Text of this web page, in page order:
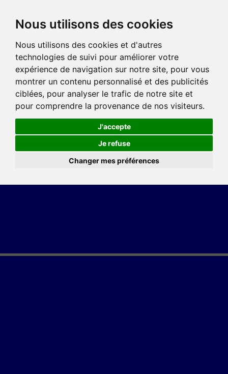
Nous utilisons des cookies
Nous utilisons des cookies et d'autres
technologies de suivi pour améliorer votre
expérience de navigation sur notre site, pour vous
montrer un contenu personnalisé et des publicités
ciblées, pour analyser le trafic de notre site et
pour comprendre la provenance de nos visiteurs.
J'accepte
Je refuse
Changer mes préférences